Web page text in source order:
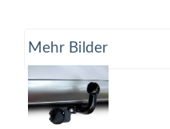
Mehr Bilder